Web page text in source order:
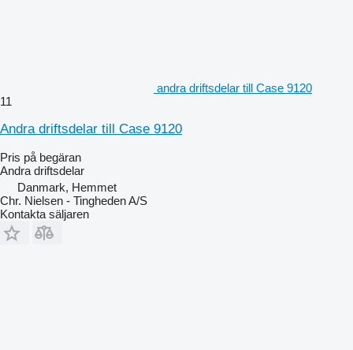
andra driftsdelar till Case 9120
11
Andra driftsdelar till Case 9120
Pris på begäran
Andra driftsdelar
Danmark, Hemmet
Chr. Nielsen - Tingheden A/S
Kontakta säljaren